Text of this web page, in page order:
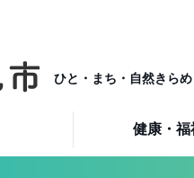
ひと・まち・自然きら
健康・福